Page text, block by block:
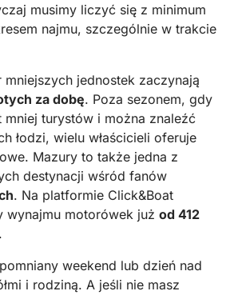
musimy liczyć się z minimum
najmu, szczególnie w trakcie
jednostek zaczynają
za dobę. Poza sezonem, gdy
mniej turystów i można znaleźć
łodzi, wielu właścicieli oferuje
Mazury to także jedna z
destynacji wśród fanów
. Na platformie Click&Boat
wynajmu motorówek już od 412
.
weekend lub dzień nad
i rodziną. A jeśli nie masz